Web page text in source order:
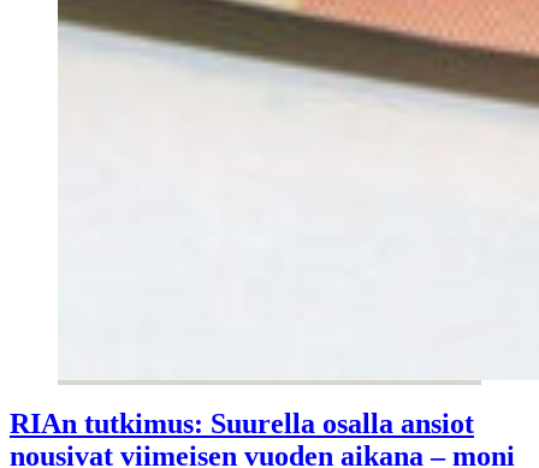
RIAn tutkimus: Suurella osalla ansiot
nousivat viimeisen vuoden aikana – moni